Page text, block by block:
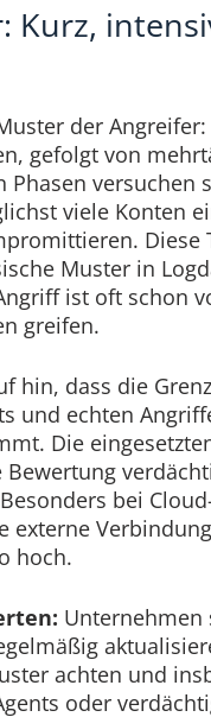
Kurz,
der Angreifer:
gefolgt von
Phasen versuchen
viele Konten
Diese
Muster in
ist oft schon
greifen.
hin, dass die
und echten
Die
bei
externe
hoch.
achten und
oder